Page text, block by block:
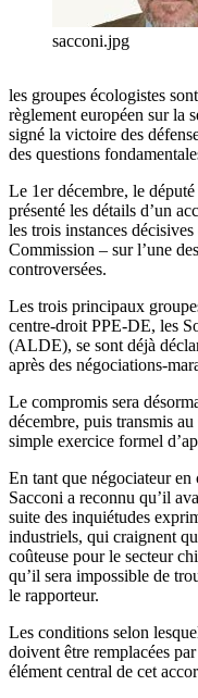
sacconi.jpg
les groupes écologistes
règlement européen sur la
signé la victoire des
des questions
Le 1er décembre, le
présenté les détails d’un
les trois instances
Commission – sur l’une
controversées.
Les trois principaux
centre-droit PPE-DE, les
(ALDE), se sont déjà
après des négociations-
Le compromis sera
décembre, puis transmis
simple exercice formel
En tant que négociateur
Sacconi a reconnu qu’il
suite des inquiétudes
industriels, qui craignent
coûteuse pour le secteur
qu’il sera impossible de
le rapporteur.
Les conditions selon
doivent être remplacées
élément central de cet